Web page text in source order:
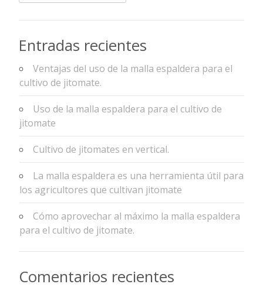
Entradas recientes
Ventajas del uso de la malla espaldera para el
cultivo de jitomate.
Uso de la malla espaldera para el cultivo de
jitomate
Cultivo de jitomates en vertical.
La malla espaldera es una herramienta útil para
los agricultores que cultivan jitomate
Cómo aprovechar al máximo la malla espaldera
para el cultivo de jitomate.
Comentarios recientes